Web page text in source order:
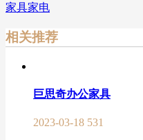
家具家电
相关推荐
巨思奇办公家具
2023-03-18 531